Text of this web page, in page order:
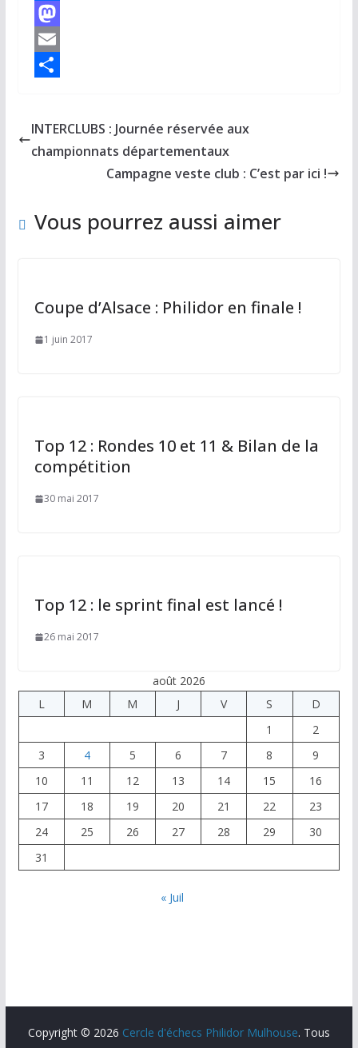
F
a
c
M
a
n
E
g
INTERCLUBS : Journée réservée aux
championnats départementaux
Campagne veste club : C’est par ici !
Vous pourrez aussi aimer
Coupe d’Alsace : Philidor en finale !
1 juin 2017
Top 12 : Rondes 10 et 11 & Bilan de la
compétition
30 mai 2017
Top 12 : le sprint final est lancé !
26 mai 2017
août 2026
L
M M J V S
D
1
2
3
4 5 6 7 8
9
10
11 12 13 14 15
16
17
18 19 20 21 22
23
24
25 26 27 28 29
30
31
« Juil
Copyright © 2026 Cercle d'échecs Philidor Mulhouse. Tous